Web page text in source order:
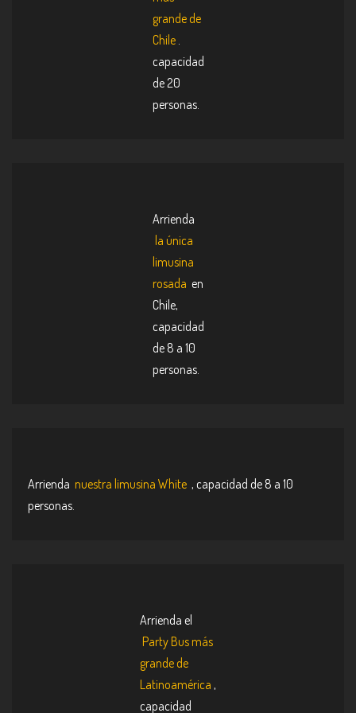
en
página
grande de
Chile
capacidad
de 20
personas.
Arrienda
la única
limusina
rosada en
Chile,
capacidad
de 8 a 10
personas.
Arrienda nuestra limusina White , capacidad de 8 a 10
personas.
Arrienda el
Party Bus más
grande de
Latinoamérica ,
capacidad